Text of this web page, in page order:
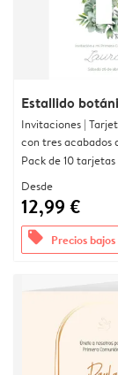
Estallido
Invitaciones |
con tres acabados
Pack de 10 tarjetas
Desde
12,99 €
offers Precios